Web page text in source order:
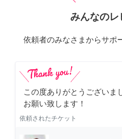
みんなのレ
依頼者のみなさまからサポ
この度ありがとうございま
お願い致します！
依頼されたチケット